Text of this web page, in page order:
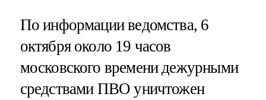
По информации ведомства, 6
октября около 19 часов
московского времени дежурными
средствами ПВО уничтожен